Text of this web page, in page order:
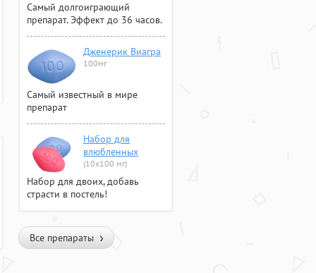
Самый долгоиграющий
препарат. Эффект до 36 часов.
Дженерик Виагра
100мг
Самый известный в мире
препарат
Набор для
влюбленных
(10х100 мг)
Набор для двоих, добавь
страсти в постель!
Все препараты